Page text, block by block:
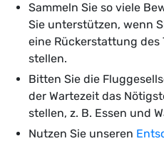
Sammeln Sie so viele
Sie unterstützen, wenn
eine Rückerstattung des
stellen.
Bitten Sie die
der Wartezeit das
stellen, z. B. Essen und
Nutzen Sie unseren